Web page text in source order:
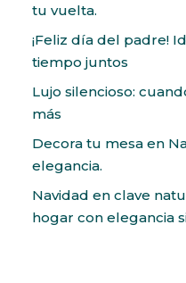
tu vuelta.
¡Feliz día del padre!
tiempo juntos
Lujo silencioso:
más
Decora tu mesa en
elegancia.
Navidad en clave
hogar con elegancia